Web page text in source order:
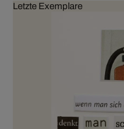
Letzte Exemplare